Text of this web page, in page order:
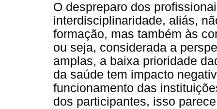
O despreparo dos
interdisciplinaridade, aliás,
formação, mas também às
ou seja, considerada a
amplas, a baixa prioridade
da saúde tem impacto
funcionamento das
dos participantes, isso